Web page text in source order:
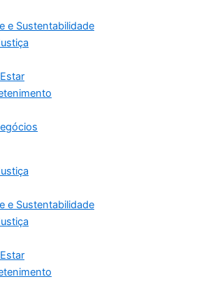
e Sustentabilidade
e Sustentabilidade